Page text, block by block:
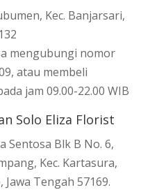
Kec. Banjarsari,
mengubungi nomor
atau membeli
jam 09.00-22.00 WIB
Solo Eliza Florist
Sentosa Blk B No. 6,
Kec. Kartasura,
Tengah 57169.